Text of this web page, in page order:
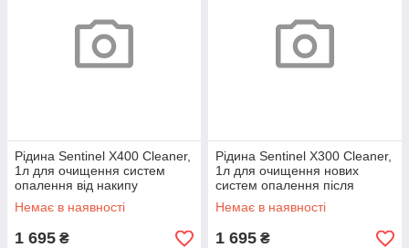
Рідина Sentinel X400 Cleaner,
1л для очищення систем
опалення від накипу
M202100026
Немає в наявності
1 695 ₴
Рідина Sentinel X300 Cleaner,
1л для очищення нових
систем опалення після
монтажу M202100025
Немає в наявності
1 695 ₴